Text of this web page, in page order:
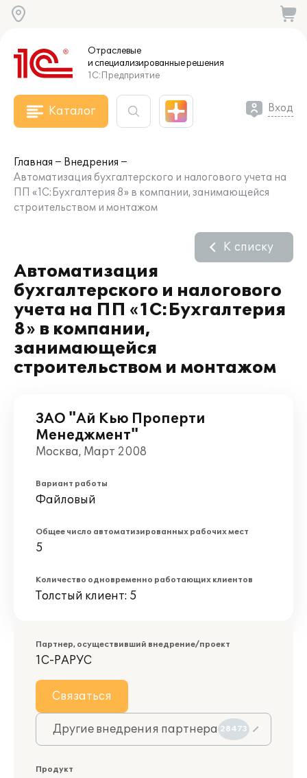
Отраслевые
и специализированныерешения
1С:Предприятие
Каталог Вход
Главная
Внедрения
Автоматизация бухгалтерского и налогового учета на
ПП «1С:Бухгалтерия 8» в компании, занимающейся
строительством и монтажом
Автоматизация
бухгалтерского и налогового
учета на ПП «1С:Бухгалтерия
8» в компании,
занимающейся
строительством и монтажом
К списку
ЗАО "Ай Кью Проперти
Менеджмент"
Москва, Март 2008
Вариант работы
Файловый
Общее число автоматизированных рабочих мест
5
Количество одновременно работающих клиентов
Толстый клиент: 5
Партнер, осуществивший внедрение/проект
1С-РАРУС
Связаться
Другие внедрения партнера 28473
Продукт